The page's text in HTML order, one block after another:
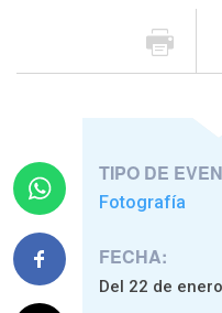
TIPO DE
Fotografía
FECHA:
Del 22 de